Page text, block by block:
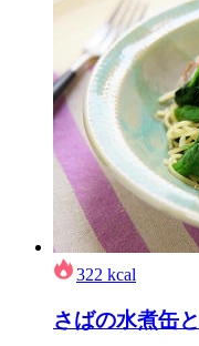
322 kcal
さばの水煮缶